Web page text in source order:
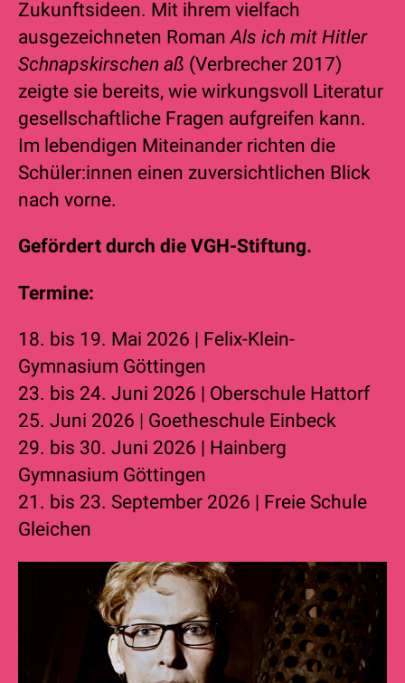
Zukunftsideen. Mit ihrem vielfach
ausgezeichneten RomanAls ich mit Hitler
Schnapskirschen aß (Verbrecher 2017)
zeigte sie bereits, wie wirkungsvoll Literatur
gesellschaftliche Fragen aufgreifen kann.
Im lebendigen Miteinander richten die
Schüler:innen einen zuversichtlichen Blick
nach vorne.
Gefördert durch die VGH-Stiftung.
Termine:
18. bis 19. Mai 2026 | Felix-Klein-
Gymnasium Göttingen
23. bis 24. Juni 2026 | Oberschule Hattorf
25. Juni 2026 | Goetheschule Einbeck
29. bis 30. Juni 2026 | Hainberg
Gymnasium Göttingen
21. bis 23. September 2026 | Freie Schule
Gleichen